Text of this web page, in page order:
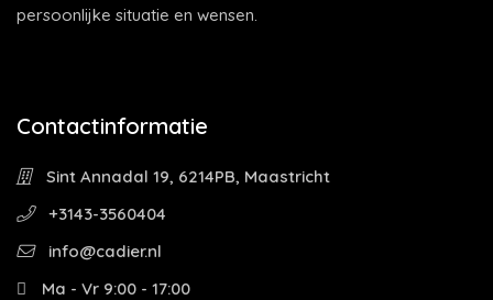
persoonlijke situatie en wensen.
Contactinformatie
Sint Annadal 19, 6214PB, Maastricht
+3143-3560404
info@cadier.nl
Ma - Vr 9:00 - 17:00